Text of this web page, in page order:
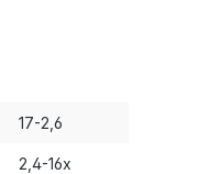
17-2,6
2,4-16x